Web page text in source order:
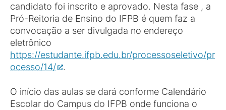
candidato foi inscrito e aprovado. Nesta fase , a
Pró-Reitoria de Ensino do IFPB é quem faz a
convocação a ser divulgada no endereço
eletrônico
https://estudante.ifpb.edu.br/processoseletivo/pr
ocesso/14/
.
O início das aulas se dará conforme Calendário
Escolar do Campus do IFPB onde funciona o